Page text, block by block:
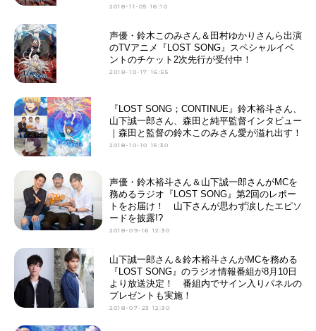
2018-11-05 16:10
声優・鈴木このみさん＆田村ゆかりさんら出演
のTVアニメ『LOST SONG』スペシャルイベ
ントのチケット2次先行が受付中！
2018-10-17 16:55
『LOST SONG；CONTINUE』鈴木裕斗さん、
山下誠一郎さん、森田と純平監督インタビュー
｜森田と監督の鈴木このみさん愛が溢れ出す！
2018-10-10 15:30
声優・鈴木裕斗さん＆山下誠一郎さんがMCを
務めるラジオ『LOST SONG』第2回のレポー
トをお届け！ 山下さんが思わず涙したエピソ
ードを披露!?
2018-09-16 12:30
山下誠一郎さん＆鈴木裕斗さんがMCを務める
『LOST SONG』のラジオ情報番組が8月10日
より放送決定！ 番組内でサイン入りパネルの
プレゼントも実施！
2018-07-23 12:30